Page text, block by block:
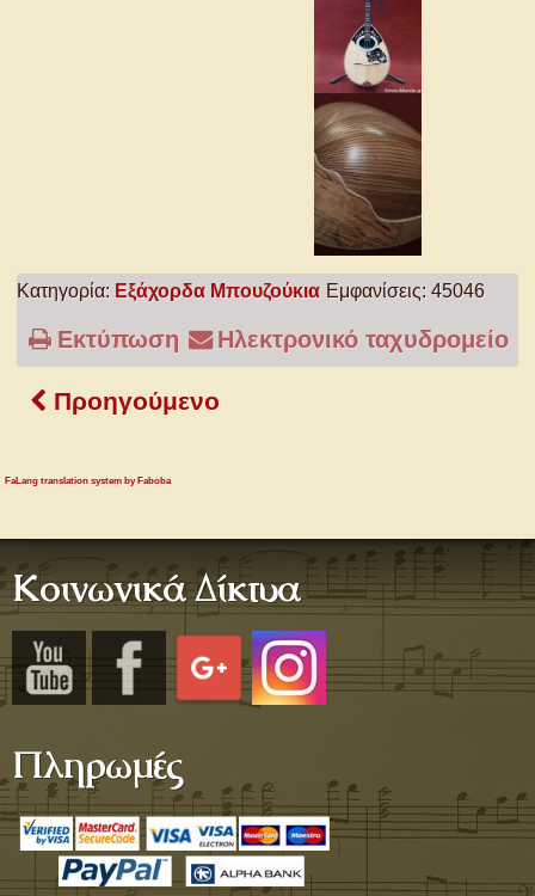
Κατηγορία: Εξάχορδα Μπουζούκια Εμφανίσεις: 45046
Εκτύπωση Ηλεκτρονικό ταχυδρομείο
Προηγούμενο
FaLang translation system by Faboba
Κοινωνικά Δίκτυα
Πληρωμές